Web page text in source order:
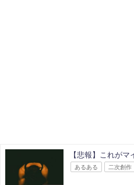
【悲報】これが
あるある 二次創作